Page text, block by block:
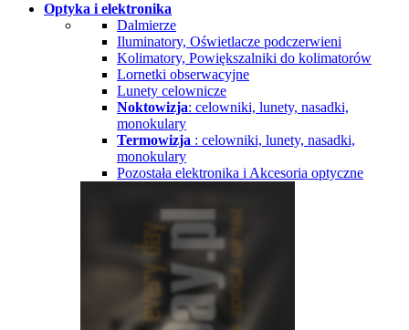
Optyka i elektronika
Dalmierze
Iluminatory, Oświetlacze podczerwieni
Kolimatory, Powiększalniki do kolimatorów
Lornetki obserwacyjne
Lunety celownicze
Noktowizja: celowniki, lunety, nasadki,
monokulary
Termowizja : celowniki, lunety, nasadki,
monokulary
Pozostała elektronika i Akcesoria optyczne